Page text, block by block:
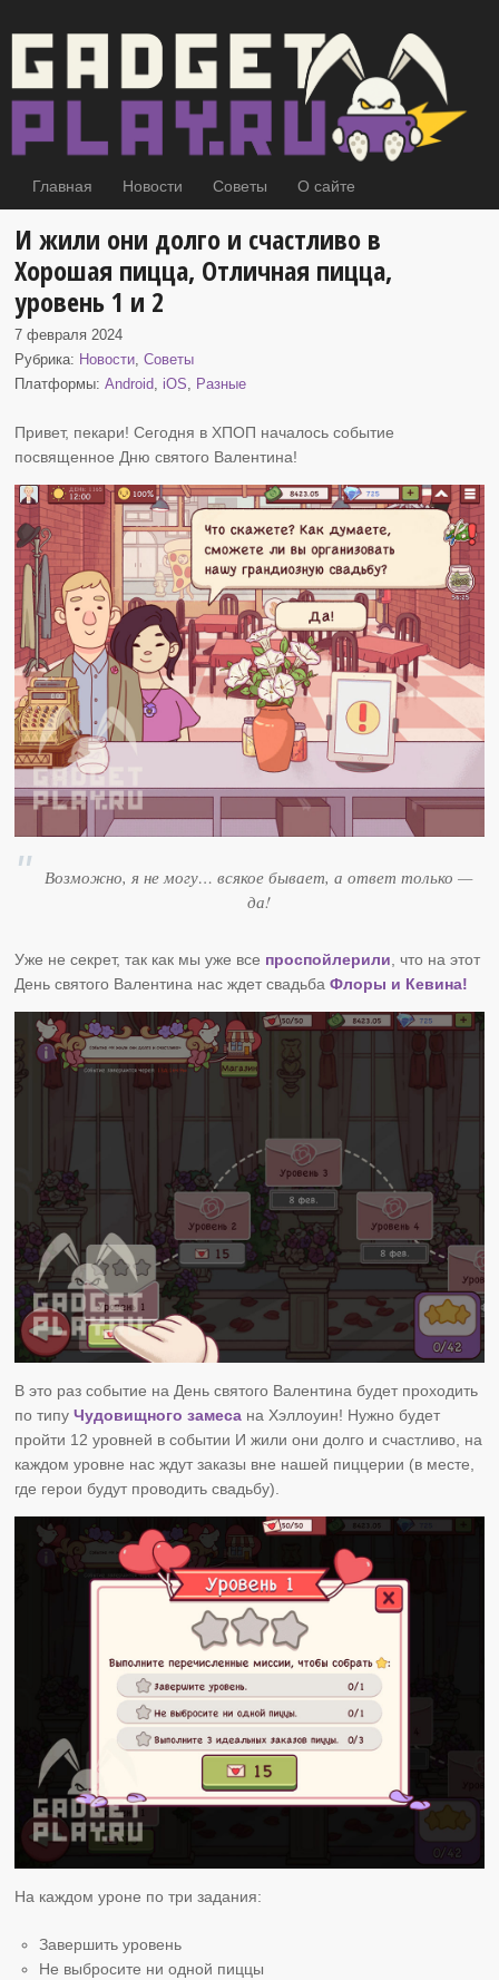
Главная Новости Советы О сайте
И жили они долго и счастливо в
Хорошая пицца, Отличная пицца,
уровень 1 и 2
7 февраля 2024
Рубрика: Новости,Советы
Платформы:Android, iOS, Разные
Привет, пекари! Сегодня в ХПОП началось событие
посвященное Дню святого Валентина!
Возможно, я не могу… всякое бывает, а ответ только —
да!
Уже не секрет, так как мы уже все проспойлерили , что на этот
День святого Валентина нас ждет свадьбаФлоры и Кевина!
В это раз событие на День святого Валентина будет проходить
по типуЧудовищного замеса на Хэллоуин! Нужно будет
пройти 12 уровней в событии И жили они долго и счастливо, на
каждом уровне нас ждут заказы вне нашей пиццерии (в месте,
где герои будут проводить свадьбу).
На каждом уроне по три задания:
Завершить уровень
Не выбросите ни одной пиццы